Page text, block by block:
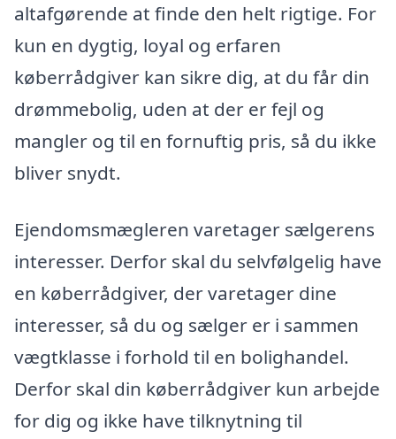
altafgørende at finde den helt rigtige. For
kun en dygtig, loyal og erfaren
køberrådgiver kan sikre dig, at du får din
drømmebolig, uden at der er fejl og
mangler og til en fornuftig pris, så du ikke
bliver snydt.
Ejendomsmægleren varetager sælgerens
interesser. Derfor skal du selvfølgelig have
en køberrådgiver, der varetager dine
interesser, så du og sælger er i sammen
vægtklasse i forhold til en bolighandel.
Derfor skal din køberrådgiver kun arbejde
for dig og ikke have tilknytning til